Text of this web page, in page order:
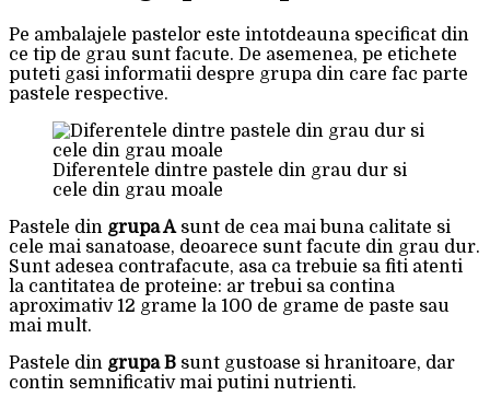
Pe ambalajele pastelor este intotdeauna specificat din
ce tip de grau sunt facute. De asemenea, pe etichete
puteti gasi informatii despre grupa din care fac parte
pastele respective.
Diferentele dintre pastele din grau dur si
cele din grau moale
Pastele din grupa Asunt de cea mai buna calitate si
cele mai sanatoase, deoarece sunt facute din grau dur.
Sunt adesea contrafacute, asa ca trebuie sa fiti atenti
la cantitatea de proteine: ar trebui sa contina
aproximativ 12 grame la 100 de grame de paste sau
mai mult.
Pastele din grupa B sunt gustoase si hranitoare, dar
contin semnificativ mai putini nutrienti.